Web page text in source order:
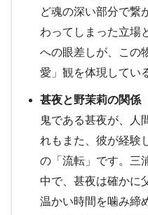
ど魂の深い部分で繋
わってしまった立場
への眼差しが、この
愛」観を体現してい
甚夜と野茉莉の関係
鬼である甚夜が、人
れもまた、彼が経験
の「流転」です。三
中で、甚夜は確かに
温かい時間を噛み締